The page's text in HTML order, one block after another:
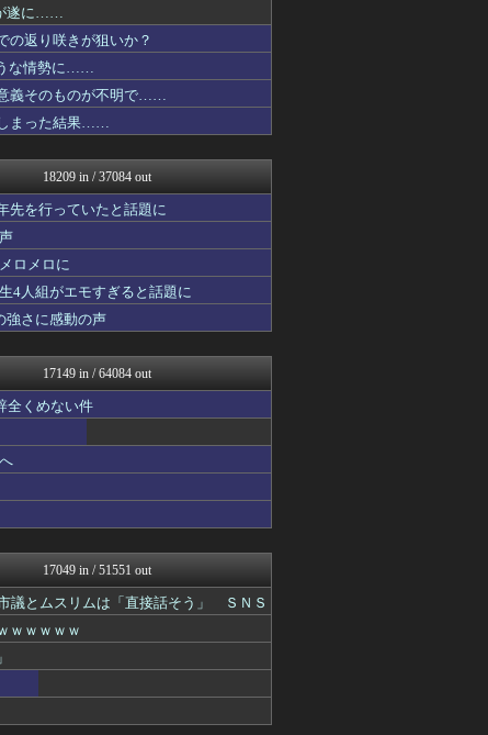
ニチカン！
ゲーム実況者速報＠YouT...
ファ板速報
エアライン本舗
坂道情報通～乃木坂46まと...
素敵な鬼女様
がーるずレポート - ガー...
ファ板速報
ファ板速報
ファ板速報
ファ板速報
ファ板速報
なんじぇいスタジアム＠なん...
ガジェット2ch
国難にあってもの申す！！
乃木坂46まとめ 乃木りん...
アルファルファモザイク＠ネ...
スマブラ屋さん | スマブ...
VIPPER速報
mashlife通信
にゅーすアルー！
ポッカキット
おーるじゃんる
鬼女はみた -修羅場・恋愛...
fig速
不思議.net - 5ch...
遂に……
の返り咲きが狙いか？
うな情勢に……
義そのものが不明で……
しまった結果……
18209 in / 37084 out
先を行っていたと話題に
ロメロに
4人組がエモすぎると話題に
強さに感動の声
17149 in / 64084 out
全くめない件
17049 in / 51551 out
議とムスリムは「直接話そう」 ＳＮＳ
ｗｗｗｗｗ